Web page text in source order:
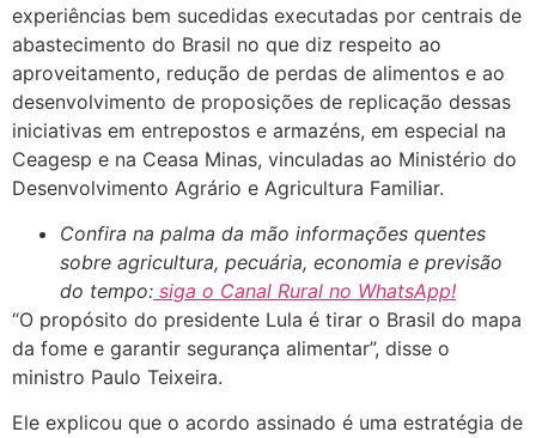
experiências bem sucedidas executadas por centrais de
abastecimento do Brasil no que diz respeito ao
aproveitamento, redução de perdas de alimentos e ao
desenvolvimento de proposições de replicação dessas
iniciativas em entrepostos e armazéns, em especial na
Ceagesp e na Ceasa Minas, vinculadas ao Ministério do
Desenvolvimento Agrário e Agricultura Familiar.
Confira na palma da mão informações quentes
sobre agricultura, pecuária, economia e previsão
do tempo: siga o Canal Rural no WhatsApp!
“O propósito do presidente Lula é tirar o Brasil do mapa
da fome e garantir segurança alimentar”, disse o
ministro Paulo Teixeira.
Ele explicou que o acordo assinado é uma estratégia de